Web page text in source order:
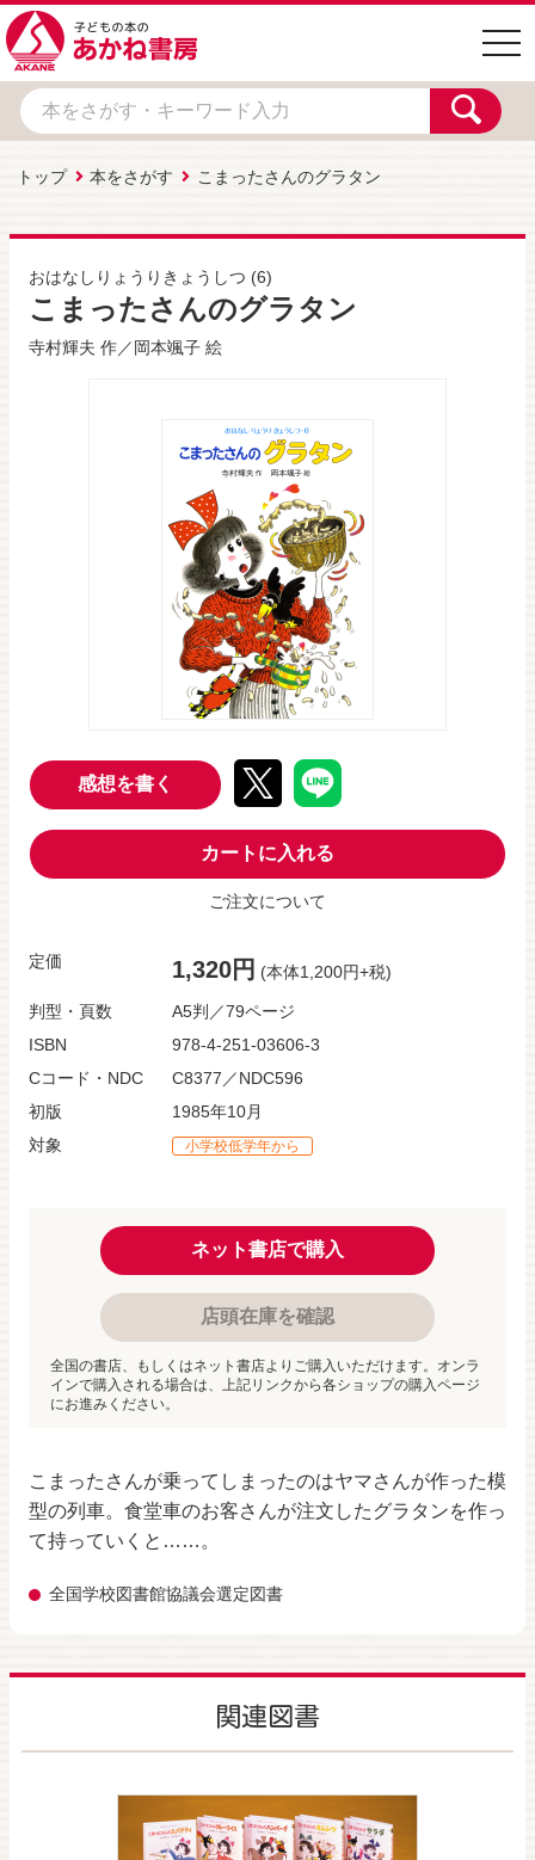
トップ 本をさがす こまったさんのグラタン
おはなしりょうりきょうしつ (6)
こまったさんのグラタン
寺村輝夫 作／ 岡本颯子 絵
こまったさんが乗ってしまったのはヤマさんが作った模
型の列車。食堂車のお客さんが注文したグラタンを作っ
て持っていくと……。
全国学校図書館協議会選定図書
感想を書く
カートに入れる
ご注文について
定価 1,320円 (本体1,200円+税)
判型・頁数
A5判／79ページ
ISBN
978-4-251-03606-3
Cコード・NDC
C8377／NDC596
初版
1985年10月
対象
小学校低学年から
ネット書店で購入
店頭在庫を確認
全国の書店、もしくはネット書店よりご購入いただけます。オンラ
インで購入される場合は、上記リンクから各ショップの購入ページ
にお進みください。
関連図書